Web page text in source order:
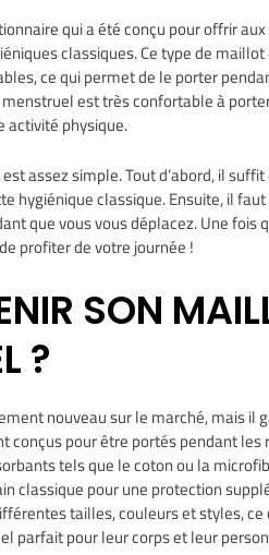
qui a été conçu pour offrir
classiques. Ce type de
ce qui permet de le porter
est très confortable à
activité physique.
assez simple. Tout d’abord, il
hygiénique classique. Ensuite, il faut
que vous vous déplacez. Une fois
profiter de votre journée !
SON
?
nouveau sur le marché, mais il
conçus pour être portés pendant les
tels que le coton ou la
classique pour une protection
tailles, couleurs et styles,
parfait pour leur corps et leur